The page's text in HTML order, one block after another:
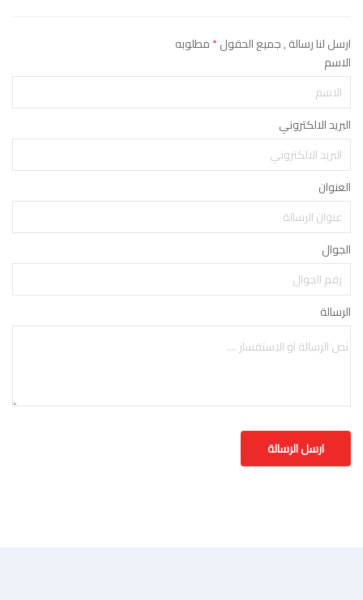
ارسل لنا رسالة , جميع الحقول*مطلوبه
الاسم
البريد الالكتروني
العنوان
الجوال
الرسالة